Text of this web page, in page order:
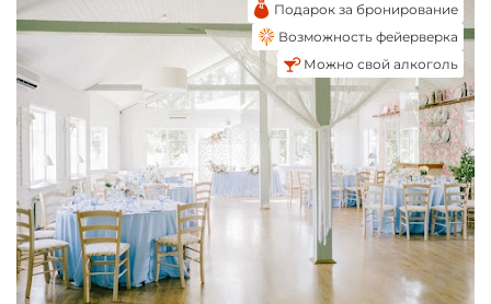
Подарок за бронирование
Возможность фейерверка
Можно свой алкоголь